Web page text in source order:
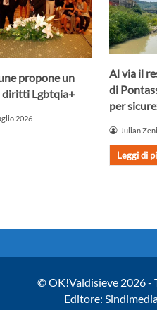
propone un
diritti Lgbtqia+
2026
Al via il
di
per
Julian Zeni
Leggi di
© OK!Valdisieve 2026 -
Editore: